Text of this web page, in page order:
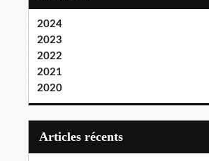
2024
2023
2022
2021
2020
articles récents